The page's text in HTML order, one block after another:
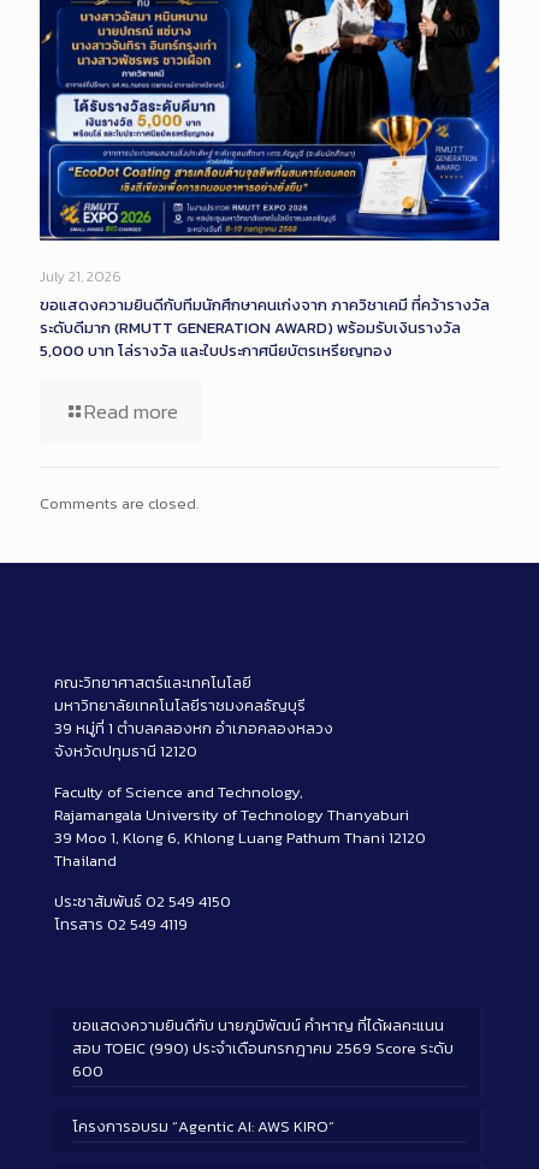
July 21, 2026
ขอแสดงความยินดีกับทีมนักศึกษาคนเก่งจาก ภาควิชาเคมี ที่คว้ารางวัล
ระดับดีมาก (RMUTT GENERATION AWARD) พร้อมรับเงินรางวัล
5,000 บาท โล่รางวัล และใบประกาศนียบัตรเหรียญทอง
Read more
Comments are closed.
คณะวิทยาศาสตร์และเทคโนโลยี
มหาวิทยาลัยเทคโนโลยีราชมงคลธัญบุรี
39 หมู่ที่ 1 ตำบลคลองหก อำเภอคลองหลวง
จังหวัดปทุมธานี 12120
Faculty of Science and Technology,
Rajamangala University of Technology Thanyaburi
39 Moo 1, Klong 6, Khlong Luang Pathum Thani 12120
Thailand
ประชาสัมพันธ์ 02 549 4150
โทรสาร 02 549 4119
ขอแสดงความยินดีกับ นายภูมิพัฒน์ คำหาญ ที่ได้ผลคะแนน
สอบ TOEIC (990) ประจำเดือนกรกฎาคม 2569 Score ระดับ
600
โครงการอบรม “Agentic AI: AWS KIRO”